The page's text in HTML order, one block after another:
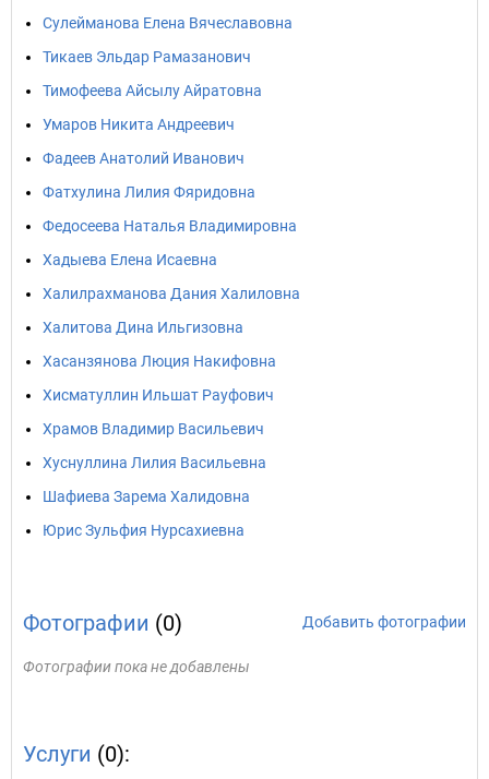
Сулейманова Елена Вячеславовна
Тикаев Эльдар Рамазанович
Тимофеева Айсылу Айратовна
Умаров Никита Андреевич
Фадеев Анатолий Иванович
Фатхулина Лилия Фяридовна
Федосеева Наталья Владимировна
Хадыева Елена Исаевна
Халилрахманова Дания Халиловна
Халитова Дина Ильгизовна
Хасанзянова Люция Накифовна
Хисматуллин Ильшат Рауфович
Храмов Владимир Васильевич
Хуснуллина Лилия Васильевна
Шафиева Зарема Халидовна
Юрис Зульфия Нурсахиевна
Фотографии (0) Добавить фотографии
Фотографии пока не добавлены
Услуги (0):